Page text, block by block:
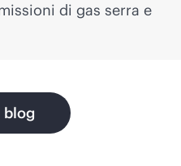
di gas serra e
blog